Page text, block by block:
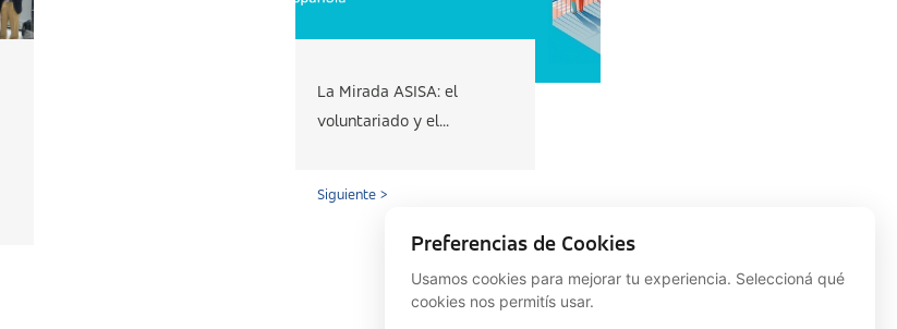
La Mirada ASISA: el
voluntariado y el...
Siguiente >
Preferencias de Cookies
Usamos cookies para mejorar tu experiencia. Seleccioná qué
cookies nos permitís usar.